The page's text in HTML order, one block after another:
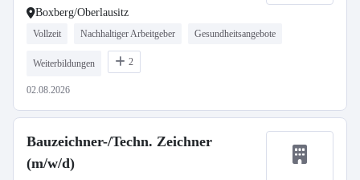
Boxberg/Oberlausitz
Vollzeit Nachhaltiger Arbeitgeber Gesundheitsangebote
Weiterbildungen 2
02.08.2026
Bauzeichner-/Techn. Zeichner
(m/w/d)